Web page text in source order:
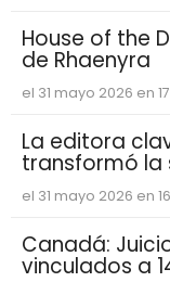
House of the
de Rhaenyra
el 31 mayo 2026 en
La editora
transformó la
el 31 mayo 2026 en
Canadá:
vinculados a